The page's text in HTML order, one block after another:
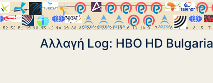
Αλλαγή Log: HBO HD Bulgaria